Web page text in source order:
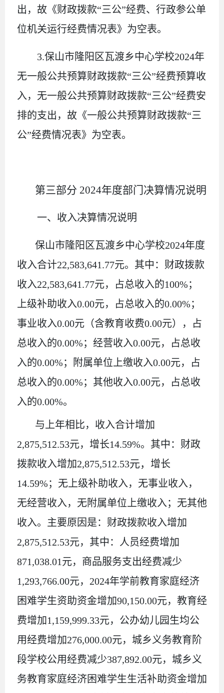
出，故《财政拨款“三公”经费、行政参公单
位机关运行经费情况表》为空表。
3.保山市隆阳区瓦渡乡中心学校2024年
无一般公共预算财政拨款“三公”经费预算收
入，无一般公共预算财政拨款“三公”经费安
排的支出，故《一般公共预算财政拨款“三
公”经费情况表》为空表。
第三部分 2024年度部门决算情况说明
一、收入决算情况说明
保山市隆阳区瓦渡乡中心学校2024年度
收入合计22,583,641.77元。其中：财政拨款
收入22,583,641.77元，占总收入的100%；
上级补助收入0.00元，占总收入的0.00%；
事业收入0.00元（含教育收费0.00元），占
总收入的0.00%；经营收入0.00元，占总收
入的0.00%；附属单位上缴收入0.00元，占
总收入的0.00%；其他收入0.00元，占总收
入的0.00%。
与上年相比， 收入合计增加
2,875,512.53元，增长14.59%。其中： 财政
拨款收入增加2,875,512.53元， 增长
14.59%； 无 上级补助收入， 无事业收入，
无经营收入， 无附属单位 上缴收入； 无其他
收入。 主要原因是：财政拨款收入增加
2,875,512.53元，其中：人员经费增加
871,038.01元，商品服务支出经费减少
1,293,766.00元， 2024年学前教育家庭经济
困难学生资助资金增加90,150.00元，教育经
费增加1,159,999.33元，公办幼儿园生均公
用经费增加276,000.00元，城乡义务教育阶
段学校公用经费减少387,892.00元，城乡义
务教育家庭经济困难学生生活补助资金增加